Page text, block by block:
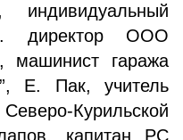
директор ООО
машинист гаража
Е. Пак, учитель
Курильской
капитан РС